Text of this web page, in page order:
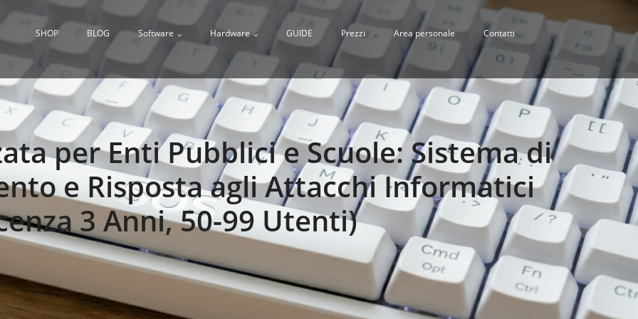
SHOP BLOG Software Hardware GUIDE Prezzi Area personale Contatti
per Enti Pubblici e Scuole: Sistema di
e Risposta agli Attacchi Informatici
3 Anni, 50-99 Utenti)